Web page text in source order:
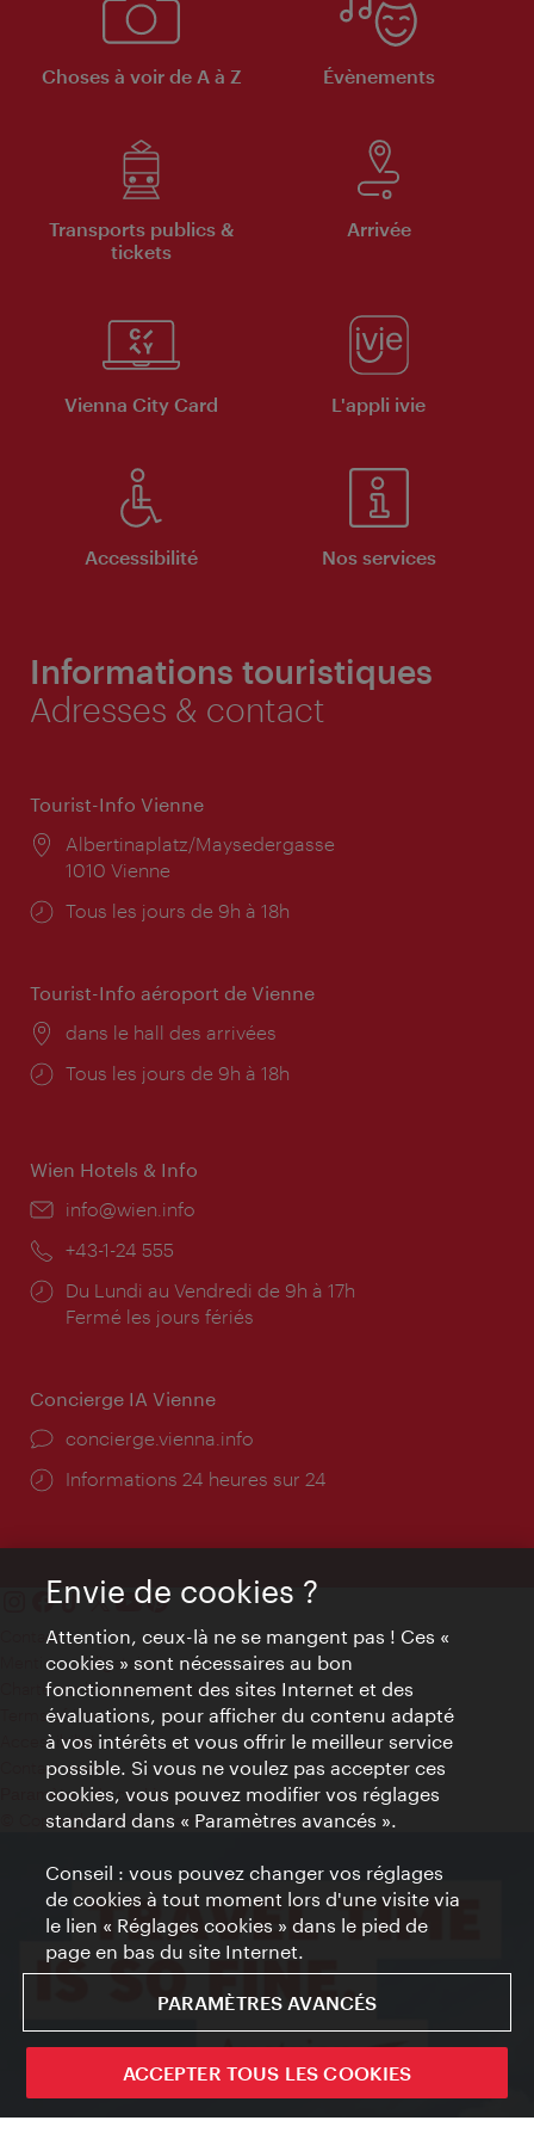
Choses à voir de A à Z Évènements
Transports publics &
tickets
Arrivée
Vienna City Card L'appli ivie
Accessibilité Nos services
Informations touristiques
Adresses & contact
Tourist-Info Vienne
Lieu:
Albertinaplatz/Maysedergasse
1010 Vienne
Horaires
Tous les jours de 9h à 18h
Tourist-Info aéroport de Vienne
Lieu:
dans le hall des arrivées
Horaires
Tous les jours de 9h à 18h
Wien Hotels & Info
E-
info@wien.info
Téléphone:
+43-1-24 555
Horaires
d'ouverture:
Du Lundi au Vendredi de 9h à 17h
Fermé les jours fériés
Concierge IA Vienne
Ort:
concierge.vienna.info
Öffnungszeiten:
Informations 24 heures sur 24
Contact
Mentions obligatoires
Charte sur le respect de la vie privée
Terms of Use
Accessibilité
Contact presse
Paramètres de cookies
© Copyright WienTourismus
Envie de cookies ?
Attention, ceux-là ne se mangent pas ! Ces «
cookies » sont nécessaires au bon
fonctionnement des sites Internet et des
évaluations, pour afficher du contenu adapté
à vos intérêts et vous offrir le meilleur service
possible. Si vous ne voulez pas accepter ces
cookies, vous pouvez modifier vos réglages
standard dans « Paramètres avancés ».
Conseil : vous pouvez changer vos réglages
de cookies à tout moment lors d'une visite via
le lien « Réglages cookies » dans le pied de
page en bas du site Internet.
PARAMÈTRES AVANCÉS
ACCEPTER TOUS LES COOKIES